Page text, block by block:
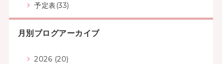
予定表(33)
月別ブログアーカイブ
2026 (20)